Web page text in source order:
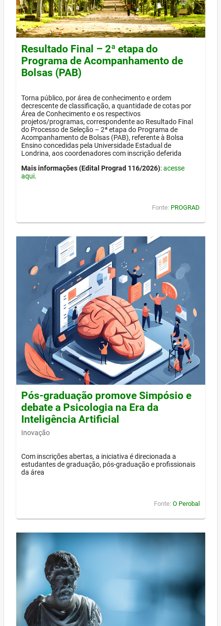
Resultado Final – 2ª etapa do
Programa de Acompanhamento de
Bolsas (PAB)
Torna público, por área de conhecimento e ordem
decrescente de classificação, a quantidade de cotas por
Área de Conhecimento e os respectivos
projetos/programas, correspondente ao Resultado Final
do Processo de Seleção – 2ª etapa do Programa de
Acompanhamento de Bolsas (PAB), referente à Bolsa
Ensino concedidas pela Universidade Estadual de
Londrina, aos coordenadores com inscrição deferida
Mais informações (Edital Prograd 116/2026):acesse
aqui.
Fonte: PROGRAD
Pós-graduação promove Simpósio e
debate a Psicologia na Era da
Inteligência Artificial
Inovação
Com inscrições abertas, a iniciativa é direcionada a
estudantes de graduação, pós-graduação e profissionais
da área
Fonte: O Perobal